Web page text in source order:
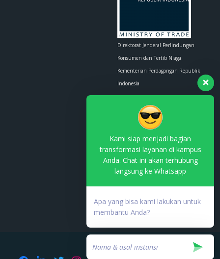
Direktorat Jenderal Perlindungan
Konsumen dan Tertib Niaga
Kementerian Perdagangan Republik
Indonesia
contact.us@kemendag.go.id
000753.03/DJAI.PSE/05/202
Kami siap menjadi bagian
transformasi layanan di kampus
Anda. Chat ini akan terhubung
langsung ke Whatsapp
Apa yang bisa kami lakukan untuk
membantu Anda?